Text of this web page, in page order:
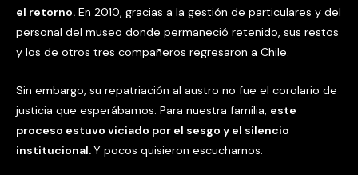
el retorno. En 2010, gracias a la gestión de particulares y del
personal del museo donde permaneció retenido, sus restos
y los de otros tres compañeros regresaron a Chile.
Sin embargo, su repatriación al austro no fue el corolario de
justicia que esperábamos. Para nuestra familia, este
proceso estuvo viciado por el sesgo y el silencio
institucional.Y pocos quisieron escucharnos.